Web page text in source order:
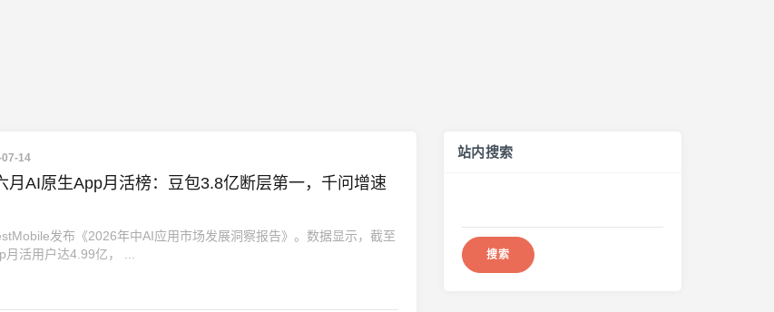
14
月AI原生App月活榜：豆包3.8亿断层第一，千问增速
发布《2026年中AI应用市场发展洞察报告》。数据显示，截至
活用户达4.99亿， ...
站内搜索